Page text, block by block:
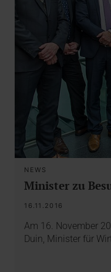
NEWS
Minister zu
16.11.2016
Am 16. November
Duin, Minister für